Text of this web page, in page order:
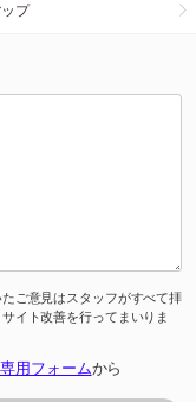
プ
ご意見はスタッフがすべて拝
イト改善を行ってまいりま
用フォームから